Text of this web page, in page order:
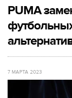
PUMA
7 МАРТА 2023